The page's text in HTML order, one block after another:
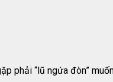
phải “lũ ngứa đòn”